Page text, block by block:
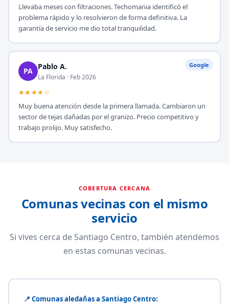
Llevaba meses con filtraciones. Techomania identificó el
problema rápido y lo resolvieron de forma definitiva. La
garantía de servicio me dio total tranquilidad.
Google
PA Pablo A.
La Florida · Feb 2026
★★★★☆
Muy buena atención desde la primera llamada. Cambiaron un
sector de tejas dañadas por el granizo. Precio competitivo y
trabajo prolijo. Muy satisfecho.
COBERTURA CERCANA
Comunas vecinas con el mismo
servicio
Si vives cerca de Santiago Centro, también atendemos
en estas comunas vecinas.
📍 Comunas aledañas a Santiago Centro: